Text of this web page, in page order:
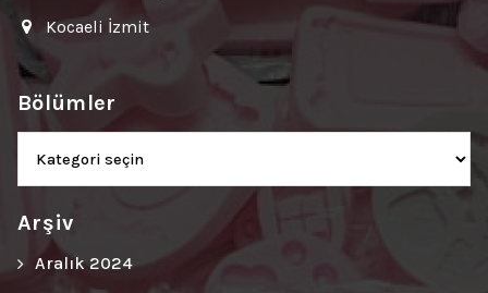
Kocaeli İzmit
Bölümler
Bölümler
Arşiv
Aralık 2024